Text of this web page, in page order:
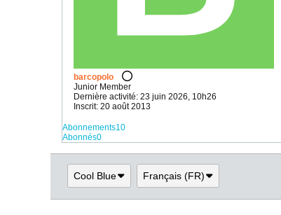
barcopolo
Junior Member
Dernière activité: 23 juin 2026, 10h26
Inscrit: 20 août 2013
Abonnements10
Abonnés0
Cool Blue Français (FR)